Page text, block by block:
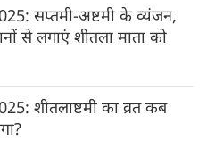
सप्तमी-अष्टमी के व्यंजन,
से लगाएं शीतला माता को
शीतलाष्टमी का व्रत कब